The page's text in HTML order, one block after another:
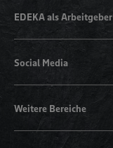
EDEKA als Arbeitgeber
Social Media
Weitere Bereiche